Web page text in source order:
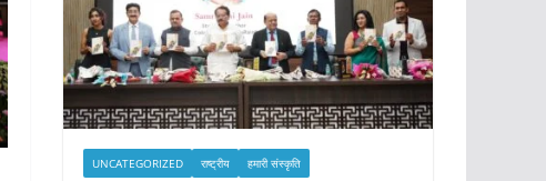
UNCATEGORIZED राष्ट्रीय हमारी संस्कृति